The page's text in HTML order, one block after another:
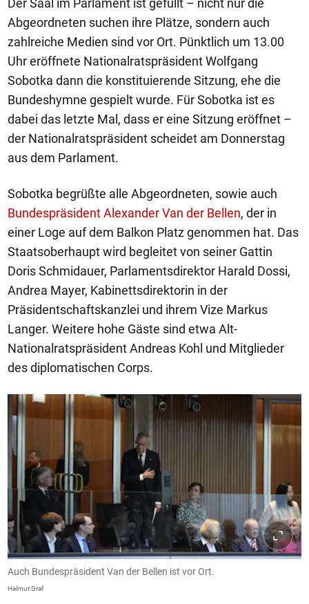
Abgeordneten suchen ihre Plätze, sondern auch
zahlreiche Medien sind vor Ort. Pünktlich um 13.00
Uhr eröffnete Nationalratspräsident Wolfgang
Sobotka dann die konstituierende Sitzung, ehe die
Bundeshymne gespielt wurde. Für Sobotka ist es
dabei das letzte Mal, dass er eine Sitzung eröffnet –
der Nationalratspräsident scheidet am Donnerstag
aus dem Parlament.
Sobotka begrüßte alle Abgeordneten, sowie auch
Bundespräsident Alexander Van der Bellen, der in
einer Loge auf dem Balkon Platz genommen hat. Das
Staatsoberhaupt wird begleitet von seiner Gattin
Doris Schmidauer, Parlamentsdirektor Harald Dossi,
Andrea Mayer, Kabinettsdirektorin in der
Präsidentschaftskanzlei und ihrem Vize Markus
Langer. Weitere hohe Gäste sind etwa Alt-
Nationalratspräsident Andreas Kohl und Mitglieder
des diplomatischen Corps.
Auch Bundespräsident Van der Bellen ist vor Ort.
Helmut Graf